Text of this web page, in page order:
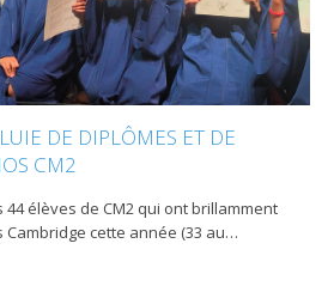
DE DIPLÔMES ET DE
CM2
élèves de CM2 qui ont brillamment
cette année (33 au…